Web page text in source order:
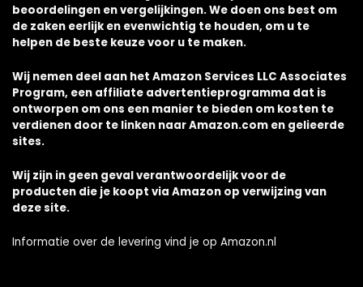
beoordelingen en vergelijkingen. We doen ons best om
de zaken eerlijk en evenwichtig te houden, om u te
helpen de beste keuze voor u te maken.
Wij nemen deel aan het Amazon Services LLC Associates
Program, een affiliate advertentieprogramma dat is
ontworpen om ons een manier te bieden om kosten te
verdienen door te linken naar Amazon.com en gelieerde
sites.
Wij zijn in geen geval verantwoordelijk voor de
producten die je koopt via Amazon op verwijzing van
deze site.
Informatie over de levering vind je op Amazon.nl